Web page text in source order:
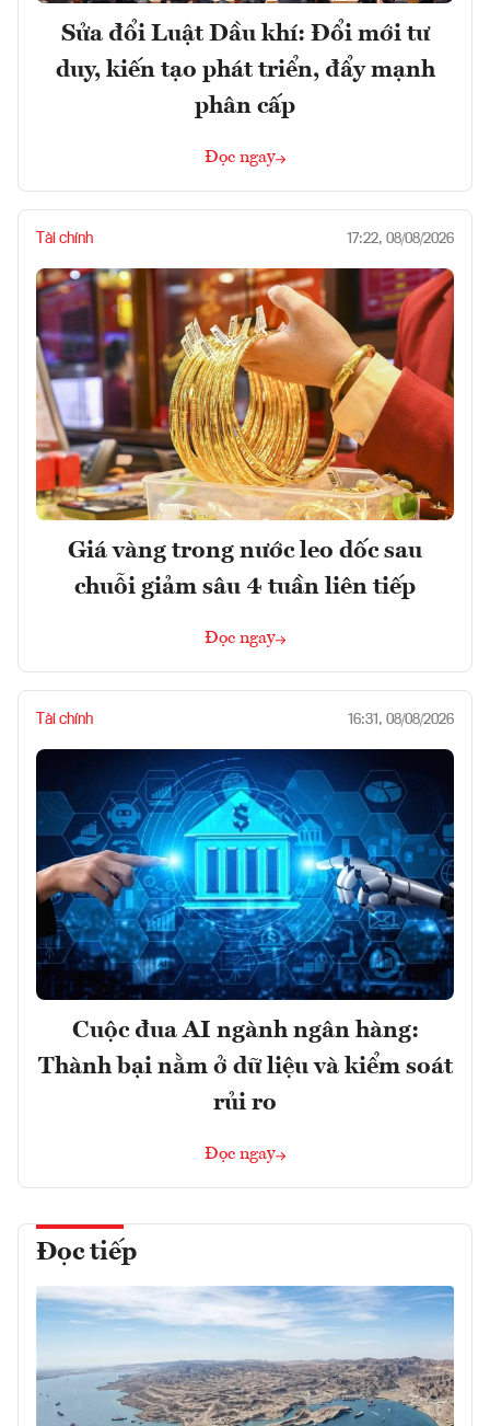
Sửa đổi Luật Dầu khí: Đổi mới tư
duy, kiến tạo phát triển, đẩy mạnh
phân cấp
Đọc ngay
Tài chính 17:22, 08/08/2026
Giá vàng trong nước leo dốc sau
chuỗi giảm sâu 4 tuần liên tiếp
Đọc ngay
Tài chính 16:31, 08/08/2026
Cuộc đua AI ngành ngân hàng:
Thành bại nằm ở dữ liệu và kiểm soát
rủi ro
Đọc ngay
Đọc tiếp